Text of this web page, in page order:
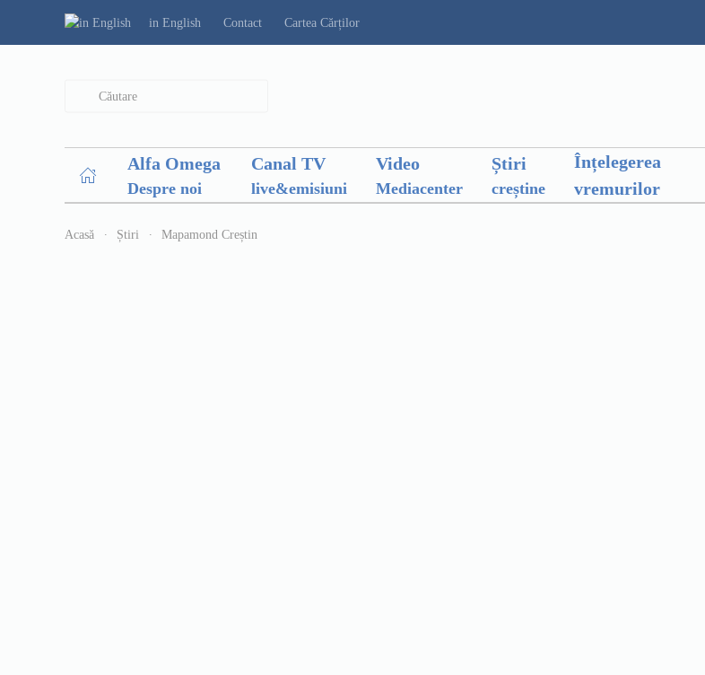
in English Contact Cartea Cărților
Alfa Omega
Despre noi
Canal TV
live&emisiuni
Video
Mediacenter
Știri
creștine
Înțelegerea
vremurilor
Acasă Știri Mapamond Creștin